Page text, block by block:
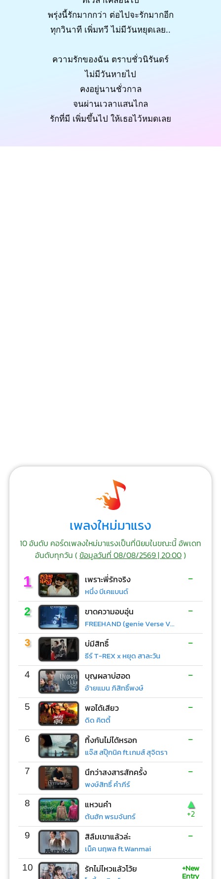
พรุ่งนี้รักมากกว่า ต่อไปจะรักมากอีก
ทุกวินาที เพิ่มทวี ไม่มีวันหยุดเลย..
ความรักของฉัน ตราบชั่วนิรันดร์
ไม่มีวันหายไป
คงอยู่นานชั่วกาล
จนผ่านเวลาแสนไกล
รักที่มี เพิ่มขึ้นไป ให้เธอไว้หมดเลย
เพลงใหม่มาแรง
10 อันดับ คอร์ดเพลงใหม่มาแรงเป็นที่นิยมในขณะนี้ อัพเดท
อันดับทุกวัน (ข้อมูลวันที่ 08/08/2569 | 20:00)
1 เพราะพี่รักจริง
หนึ่ง บีเคแบนด์
-
2 ขาดความอบอุ่น
FREEHAND (genie Verse Vol.1)
-
3 บ่มีสิทธิ์
ธีร์ T-REX x หยุด สาละวัน
-
4 บุญผลาบ่ฮอด
อ้ายแมน ภิสิทธิ์พงษ์
-
5 พอได้เสียว
ดิด คิตตี้
-
6 ทิ้งกันไม่ได้หรอก
แจ๊ส สปุ๊กนิค ft.เกมส์ สุจิตรา
-
7 นึกว่าสงสารสักครั้ง
พงษ์สิทธิ์ คำภีร์
-
8 แหวนคำ
ต้นฮัก พรมจันทร์
▲
+2
9 สิลืมเขาแล้วล่ะ
เน็ค นฤพล ft.Wanmai
-
10 รักไม่ไหวแล้วโว้ย +New
Entry